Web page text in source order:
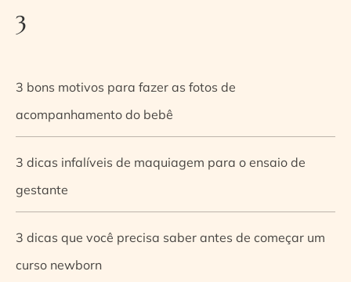
3
3 bons motivos para fazer as fotos de
acompanhamento do bebê
3 dicas infalíveis de maquiagem para o ensaio de
gestante
3 dicas que você precisa saber antes de começar um
curso newborn